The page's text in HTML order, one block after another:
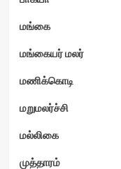
மங்கை
மங்கையர் மலர்
மணிக்கொடி
மறுமலர்ச்சி
மல்லிகை
முத்தாரம்